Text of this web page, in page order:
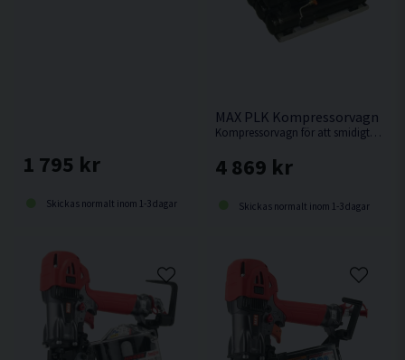
1 795 kr
Skickas normalt inom 1-3 dagar
MAX PLK Kompressorvagn
Kompressorvagn för att smidigt ta med sig kompressor och slangvinda.
4 869 kr
Skickas normalt inom 1-3 dagar